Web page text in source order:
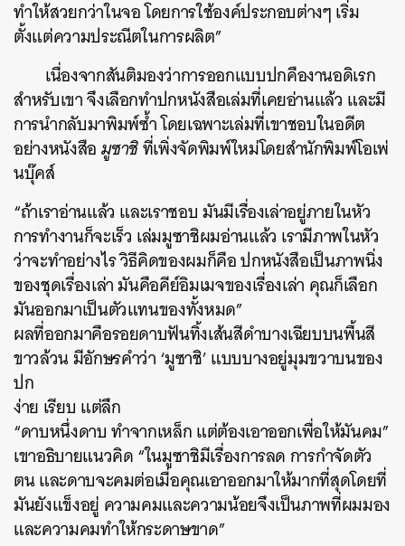
ทำให้สวยกว่าในจอ โดยการใช้องค์ประกอบต่างๆ เริ่ม
ตั้งแต่ความประณีตในการผลิต”
เนื่องจากสันติมองว่าการออกแบบปกคืองานอดิเรก
สำหรับเขา จึงเลือกทำปกหนังสือเล่มที่เคยอ่านแล้ว และมี
การนำกลับมาพิมพ์ซ้ำ โดยเฉพาะเล่มที่เขาชอบในอดีต
อย่างหนังสือมูซาชิที่เพิ่งจัดพิมพ์ใหม่โดยสำนักพิมพ์โอเพ่
นบุ๊คส์
“ถ้าเราอ่านแล้ว และเราชอบ มันมีเรื่องเล่าอยู่ภายในหัว
การทำงานก็จะเร็ว เล่มมูซาชิผมอ่านแล้ว เรามีภาพในหัว
ว่าจะทำอย่างไร วิธีคิดของผมก็คือ ปกหนังสือเป็นภาพนิ่ง
ของชุดเรื่องเล่า มันคือคีย์อิมเมจของเรื่องเล่า คุณก็เลือก
มันออกมาเป็นตัวแทนของทั้งหมด”
ผลที่ออกมาคือรอยดาบฟันทิ้งเส้นสีดำบางเฉียบบนพื้นสี
ขาวล้วน มีอักษรคำว่า ‘มูซาชิ’ แบบบางอยู่มุมขวาบนของ
ปก
ง่าย เรียบ แต่ลึก
“ดาบหนึ่งดาบ ทำจากเหล็ก แต่ต้องเอาออกเพื่อให้มันคม”
เขาอธิบายแนวคิด “ในมูซาชิมีเรื่องการลด การกำจัดตัว
ตน และดาบจะคมต่อเมื่อคุณเอาออกมาให้มากที่สุดโดยที่
มันยังแข็งอยู่ ความคมและความน้อยจึงเป็นภาพที่ผมมอง
และความคมทำให้กระดาษขาด”